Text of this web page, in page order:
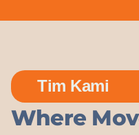
Tim Kami
Where